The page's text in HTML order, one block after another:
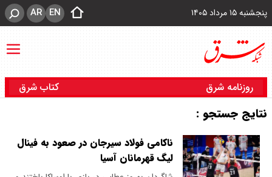
پنجشنبه ۱۵ مرداد ۱۴۰۵ EN
AR
روزنامه شرق کتاب شرق
نتایج جستجو :
ناکامی فولاد سیرجان در صعود به فینال
لیگ قهرمانان آسیا